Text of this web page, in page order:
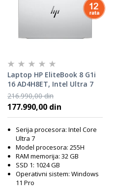
Laptop HP EliteBook 8 G1i
16 AD4H8ET, Intel Ultra 7
255, 32GB RAM, 1TB SSD,
Windows 11 Pro
216.990,00 din
177.990,00 din
Serija procesora: Intel Core
Ultra 7
Model procesora: 255H
RAM memorija: 32 GB
SSD 1: 1024 GB
Operativni sistem: Windows
11 Pro